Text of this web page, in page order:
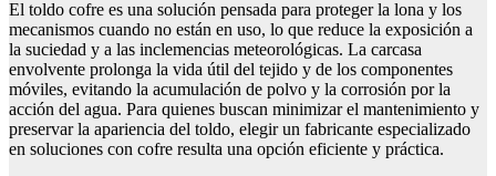
El toldo cofre es una solución pensada para proteger la lona y los
mecanismos cuando no están en uso, lo que reduce la exposición a
la suciedad y a las inclemencias meteorológicas. La carcasa
envolvente prolonga la vida útil del tejido y de los componentes
móviles, evitando la acumulación de polvo y la corrosión por la
acción del agua. Para quienes buscan minimizar el mantenimiento y
preservar la apariencia del toldo, elegir un fabricante especializado
en soluciones con cofre resulta una opción eficiente y práctica.